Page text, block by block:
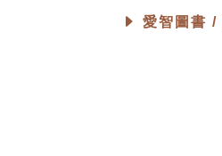
愛智圖書 /